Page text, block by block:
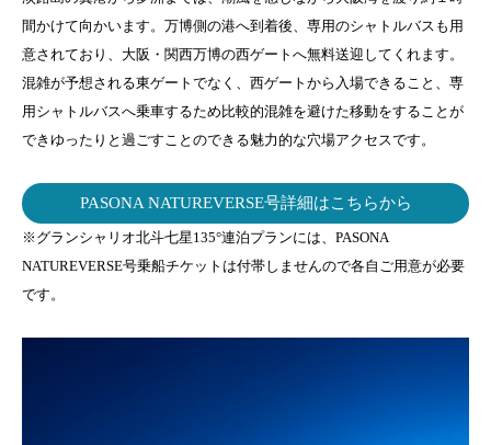
間かけて向かいます。万博側の港へ到着後、専用のシャトルバスも用
意されており、大阪・関西万博の西ゲートへ無料送迎してくれます。
混雑が予想される東ゲートでなく、西ゲートから入場できること、専
用シャトルバスへ乗車するため比較的混雑を避けた移動をすることが
できゆったりと過ごすことのできる魅力的な穴場アクセスです。
PASONA NATUREVERSE号詳細はこちらから
※グランシャリオ北斗七星135°連泊プランには、PASONA
NATUREVERSE号乗船チケットは付帯しませんので各自ご用意が必要
です。